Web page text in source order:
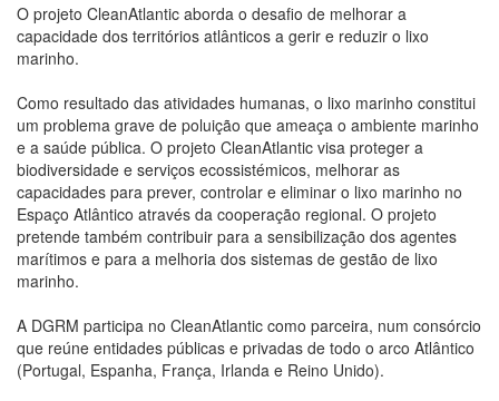
O projeto CleanAtlantic aborda o desafio de melhorar a
capacidade dos territórios atlânticos a gerir e reduzir o lixo
marinho.
Como resultado das atividades humanas, o lixo marinho constitui
um problema grave de poluição que ameaça o ambiente marinho
e a saúde pública. O projeto CleanAtlantic visa proteger a
biodiversidade e serviços ecossistémicos, melhorar as
capacidades para prever, controlar e eliminar o lixo marinho no
Espaço Atlântico através da cooperação regional. O projeto
pretende também contribuir para a sensibilização dos agentes
marítimos e para a melhoria dos sistemas de gestão de lixo
marinho.
A DGRM participa no CleanAtlantic como parceira, num consórcio
que reúne entidades públicas e privadas de todo o arco Atlântico
(Portugal, Espanha, França, Irlanda e Reino Unido).